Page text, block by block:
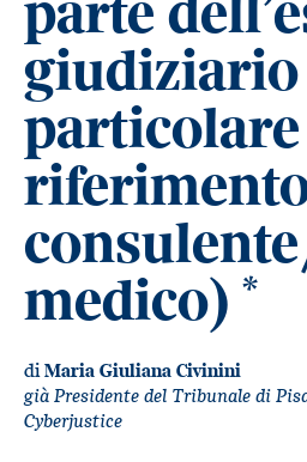
particolare
medico) *
diMaria Giuliana Civinini
già Presidente del Tribunale di
Cyberjustice